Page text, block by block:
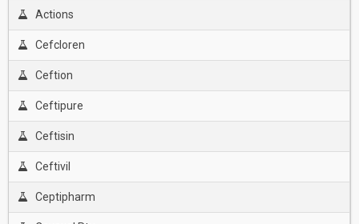
Actions
Cefcloren
Ceftion
Ceftipure
Ceftisin
Ceftivil
Ceptipharm